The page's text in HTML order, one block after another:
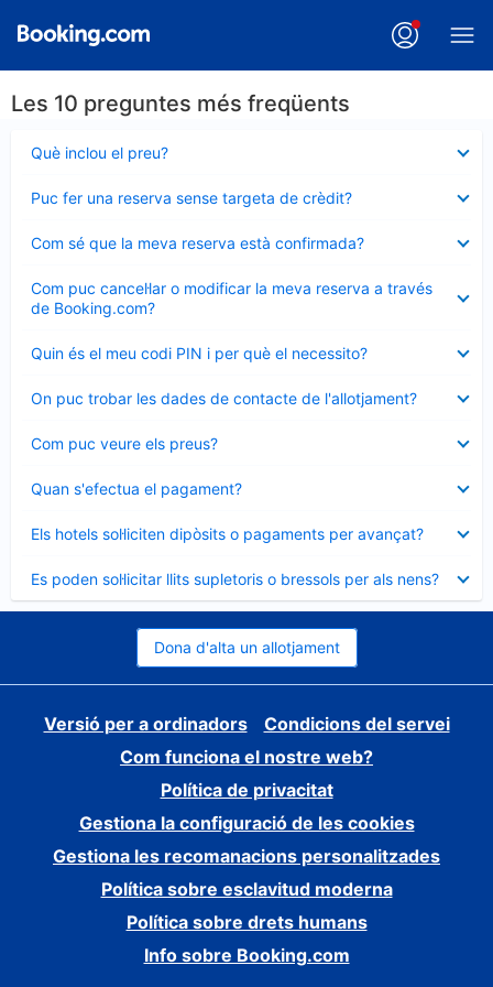
Les 10 preguntes més freqüents
Què inclou el preu?
tancat
Puc fer una reserva sense targeta de crèdit?
tancat
Com sé que la meva reserva està confirmada?
tancat
Com puc cancel·lar o modificar la meva reserva a través
de Booking.com?
tancat
Quin és el meu codi PIN i per què el necessito?
tancat
On puc trobar les dades de contacte de l'allotjament?
tancat
Com puc veure els preus?
tancat
Quan s'efectua el pagament?
tancat
Els hotels sol·liciten dipòsits o pagaments per avançat?
tancat
Es poden sol·licitar llits supletoris o bressols per als nens?
tancat
Dona d'alta un allotjament
Versió per a ordinadors
Condicions del servei
Com funciona el nostre web?
Política de privacitat
Gestiona la configuració de les cookies
Gestiona les recomanacions personalitzades
Política sobre esclavitud moderna
Política sobre drets humans
Info sobre Booking.com